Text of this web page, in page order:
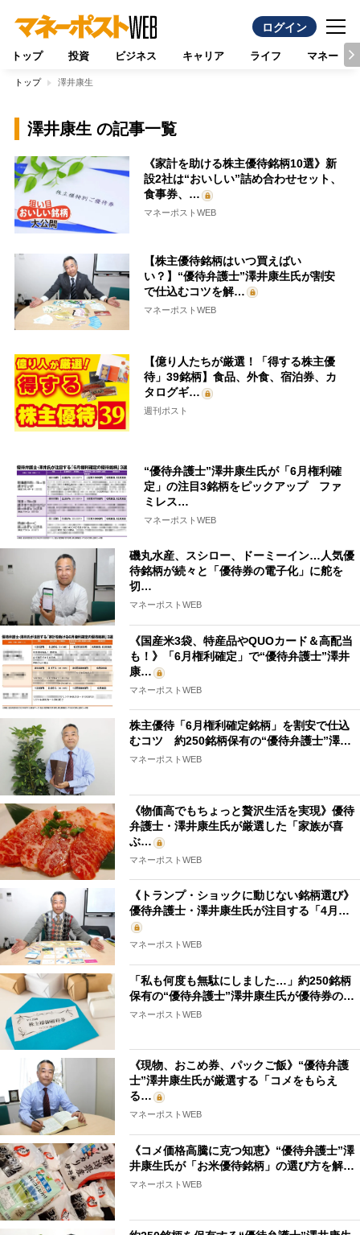
ログイン
トップ 投資 ビジネス キャリア ライフ マネー
トップ 澤井康生
澤井康生 の記事一覧
《家計を助ける株主優待銘柄10選》新
設2社は“おいしい”詰め合わせセット、
食事券、…
マネーポストWEB
【株主優待銘柄はいつ買えばい
い？】“優待弁護士”澤井康生氏が割安
で仕込むコツを解…
マネーポストWEB
【億り人たちが厳選！「得する株主優
待」39銘柄】食品、外食、宿泊券、カ
タログギ…
週刊ポスト
“優待弁護士”澤井康生氏が「6月権利確
定」の注目3銘柄をピックアップ ファ
ミレス…
マネーポストWEB
磯丸水産、スシロー、ドーミーイン…人気優
待銘柄が続々と「優待券の電子化」に舵を
切…
マネーポストWEB
《国産米3袋、特産品やQUOカード＆高配当
も！》「6月権利確定」で“優待弁護士”澤井
康…
マネーポストWEB
株主優待「6月権利確定銘柄」を割安で仕込
むコツ 約250銘柄保有の“優待弁護士”澤…
マネーポストWEB
《物価高でもちょっと贅沢生活を実現》優待
弁護士・澤井康生氏が厳選した「家族が喜
ぶ…
マネーポストWEB
《トランプ・ショックに動じない銘柄選び》
優待弁護士・澤井康生氏が注目する「4月…
マネーポストWEB
「私も何度も無駄にしました…」約250銘柄
保有の“優待弁護士”澤井康生氏が優待券の…
マネーポストWEB
《現物、おこめ券、パックご飯》“優待弁護
士”澤井康生氏が厳選する「コメをもらえ
る…
マネーポストWEB
《コメ価格高騰に克つ知恵》“優待弁護士”澤
井康生氏が「お米優待銘柄」の選び方を解…
マネーポストWEB